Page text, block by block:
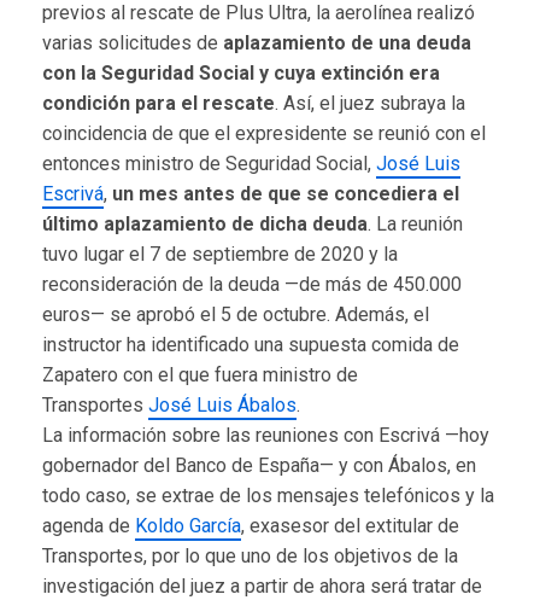
previos al rescate de Plus Ultra, la aerolínea realizó
varias solicitudes de aplazamiento de una deuda
con la Seguridad Social y cuya extinción era
condición para el rescate. Así, el juez subraya la
coincidencia de que el expresidente se reunió con el
entonces ministro de Seguridad Social, José Luis
Escrivá, un mes antes de que se concediera el
último aplazamiento de dicha deuda. La reunión
tuvo lugar el 7 de septiembre de 2020 y la
reconsideración de la deuda —de más de 450.000
euros— se aprobó el 5 de octubre. Además, el
instructor ha identificado una supuesta comida de
Zapatero con el que fuera ministro de
Transportes José Luis Ábalos.
La información sobre las reuniones con Escrivá —hoy
gobernador del Banco de España— y con Ábalos, en
todo caso, se extrae de los mensajes telefónicos y la
agenda de Koldo García, exasesor del extitular de
Transportes, por lo que uno de los objetivos de la
investigación del juez a partir de ahora será tratar de